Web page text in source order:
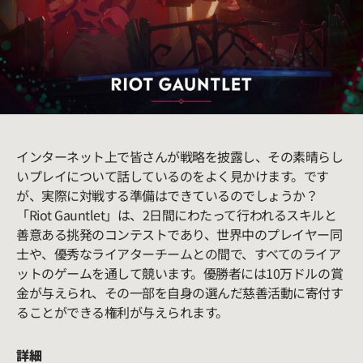
インターネット上で皆さんが戦略を披露し、その素晴らし
いプレイについて話しているのをよく見かけます。です
が、実際に対戦する準備はできているのでしょうか？
「Riot Gauntlet」は、2日間にわたって行われるスキルと
善意ある挑発のコンテストであり、世界中のプレイヤー同
士や、優秀なライアターチームとの間で、すべてのライア
ットのゲームを通して競います。優勝者には10万ドルの賞
金が与えられ、その一部を自身の選んだ慈善活動に寄付す
ることができる権利が与えられます。
詳細